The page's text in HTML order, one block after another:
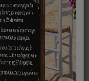
Mint Aroma